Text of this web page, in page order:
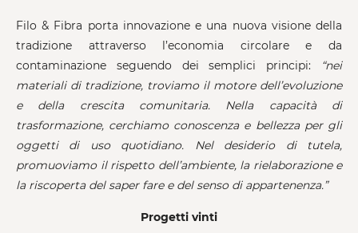
Filo & Fibra porta innovazione e una nuova visione della
tradizione attraverso l’economia circolare e da
contaminazione seguendo dei semplici principi: “nei
materiali di tradizione, troviamo il motore dell’evoluzione
e della crescita comunitaria. Nella capacità di
trasformazione, cerchiamo conoscenza e bellezza per gli
oggetti di uso quotidiano. Nel desiderio di tutela,
promuoviamo il rispetto dell’ambiente, la rielaborazione e
la riscoperta del saper fare e del senso di appartenenza.”
Progetti vinti